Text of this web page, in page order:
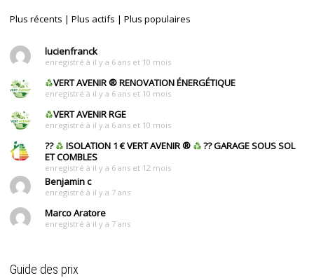
Plus récents | Plus actifs | Plus populaires
lucienfranck
enregistré à il y a 6 ans et 10 mois
VERT AVENIR®RENOVATION ÉNERGÉTIQUE
enregistré à il y a 6 ans et 10 mois
VERT AVENIR RGE
enregistré à il y a 6 ans et 10 mois
?? ISOLATION 1 € VERT AVENIR®
?? GARAGE SOUS SOL
ET COMBLES
enregistré à il y a 6 ans et 12 mois
Benjamin c
enregistré à il y a 7 ans
Marco Aratore
enregistré à il y a 7 ans
Guide des prix